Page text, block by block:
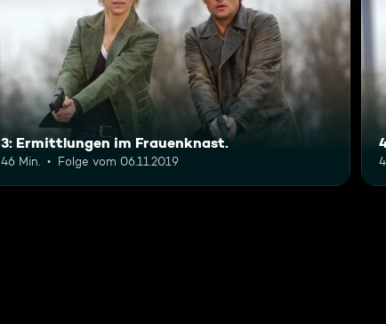
3: Ermittlungen im Frauenknast.
46 Min. Folge vom 06.11.2019